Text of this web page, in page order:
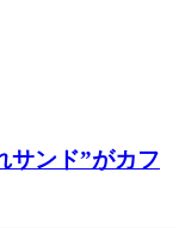
サンド”がカフ